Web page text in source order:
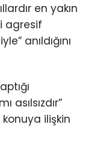
en yakın
agresif
anıldığını
asılsızdır”
ilişkin